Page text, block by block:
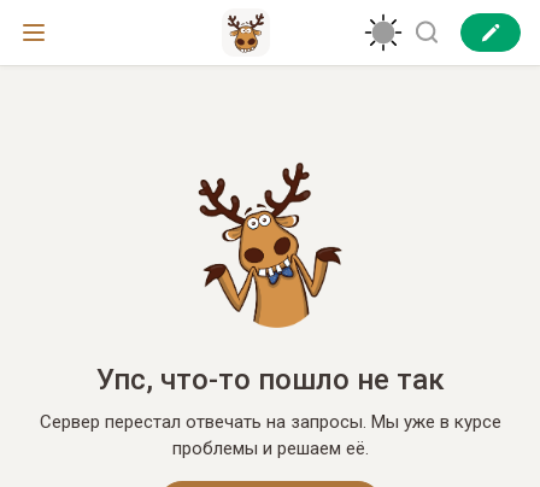
Упс, что-то пошло не так
Сервер перестал отвечать на запросы. Мы уже в курсе
проблемы и решаем её.